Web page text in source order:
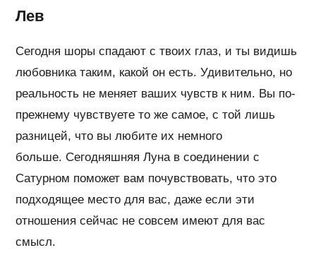
Лев
Сегодня шоры спадают с твоих глаз, и ты видишь
любовника таким, какой он есть. Удивительно, но
реальность не меняет ваших чувств к ним. Вы по-
прежнему чувствуете то же самое, с той лишь
разницей, что вы любите их немного
больше. Сегодняшняя Луна в соединении с
Сатурном поможет вам почувствовать, что это
подходящее место для вас, даже если эти
отношения сейчас не совсем имеют для вас
смысл.